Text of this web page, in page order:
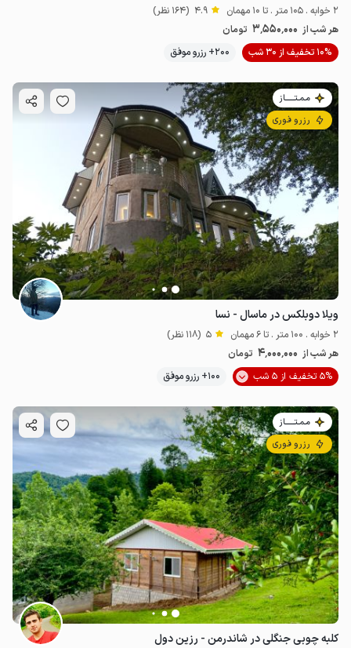
2 خوابه . 105 متر . تا 10 مهمان 4.9 (164 نظر)
هر شب از 3٬550٬000 تومان
10% تخفیف از 30 شب
200+ رزرو موفق
مـمـتــــــاز
رزرو فوری
ویلا دوبلکس در ماسال - نسا
2 خوابه . 100 متر . تا 6 مهمان 5 (118 نظر)
هر شب از 4٬000٬000 تومان
5% تخفیف از 5 شب
100+ رزرو موفق
مـمـتــــــاز
رزرو فوری
کلبه چوبی جنگلی در شاندرمن - رزین دول